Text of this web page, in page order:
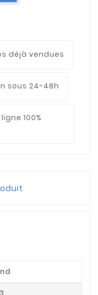
déjà vendues
sous 24-48h
100%